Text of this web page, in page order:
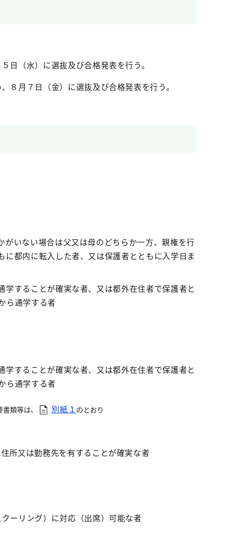
日（水）に選抜及び合格発表を行う。
８月７日（金）に選抜及び合格発表を行う。
いない場合は父又は母のどちらか一方、親権を行
都内に転入した者、又は保護者とともに入学日ま
することが確実な者、又は都外在住者で保護者と
ら通学する者
することが確実な者、又は都外在住者で保護者と
ら通学する者
類等は、 別紙１ のとおり
所又は勤務先を有することが確実な者
ーリング）に対応（出席）可能な者